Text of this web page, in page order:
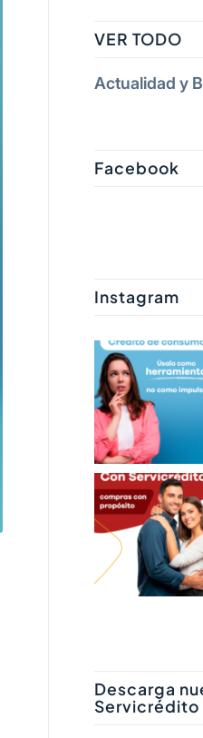
VER TODO
Actualidad y
Facebook
Instagram
Descarga
Servicrédito